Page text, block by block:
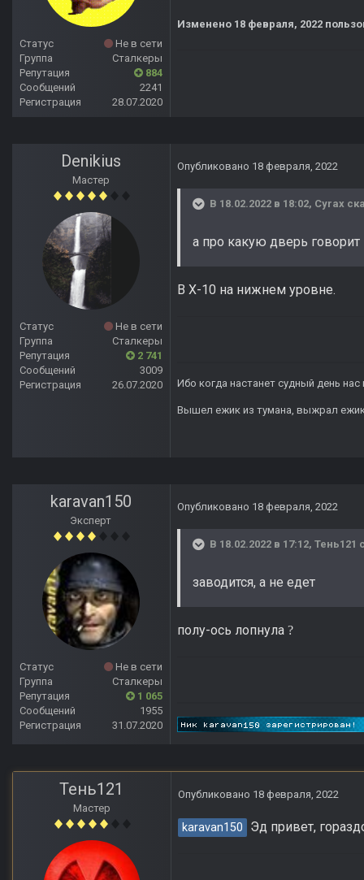
Статус
Не в сети
Группа
Сталкеры
Репутация
884
Сообщений
2241
Регистрация
28.07.2020
Изменено 18 февраля, 2022
Denikius
Мастер
Статус
Не в сети
Группа
Сталкеры
Репутация
2 741
Сообщений
3009
Регистрация
26.07.2020
Опубликовано 18 февраля, 2022
В 18.02.2022 в 18:02, Cyrax
а про какую дверь
В Х-10 на нижнем уровне.
Ибо когда настанет судный день
Вышел ежик из тумана, выжрал ежик
karavan150
Эксперт
Статус
Не в сети
Группа
Сталкеры
Репутация
1 065
Сообщений
1955
Регистрация
31.07.2020
Опубликовано 18 февраля, 2022
В 18.02.2022 в 17:12, Тень121
заводится, а не едет
полу-ось лопнула ?
Тень121
Мастер
Опубликовано 18 февраля, 2022
karavan150 Эд привет,